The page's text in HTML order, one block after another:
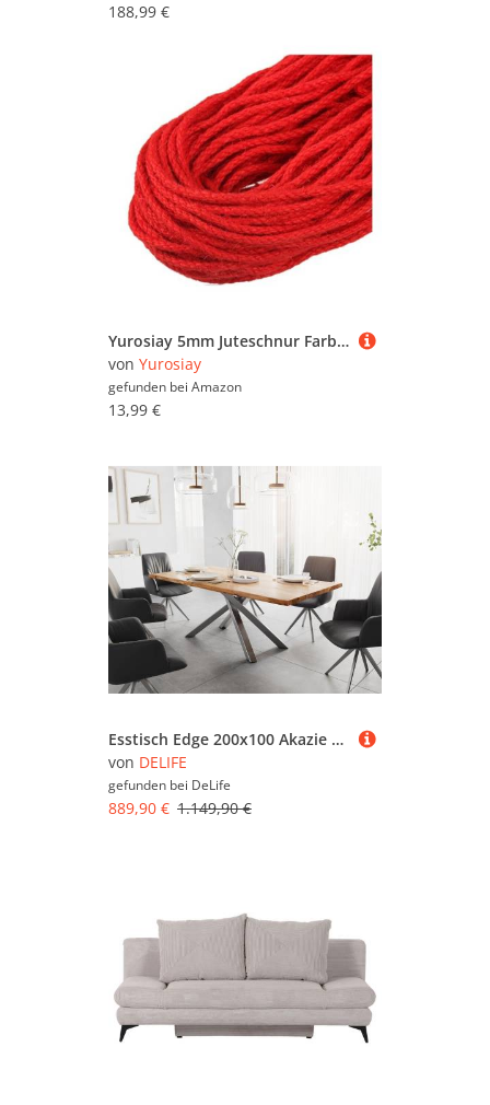
188,99 €
Yurosiay 5mm Juteschnur Farbig Garten Kordel Jute-Schnur Bunte Bastelschnur Dekokordel Juteseil Natur Schnur Makramee Garn Hanfseil Kordel Jutekordel Deko Paketschnur
von Yurosiay
gefunden bei Amazon
13,99 €
Esstisch Edge 200x100 Akazie Natur Kreuzgestell Rechteck Edelstahl Live-Edge
von DELIFE
gefunden bei DeLife
889,90 € 1.149,90 €